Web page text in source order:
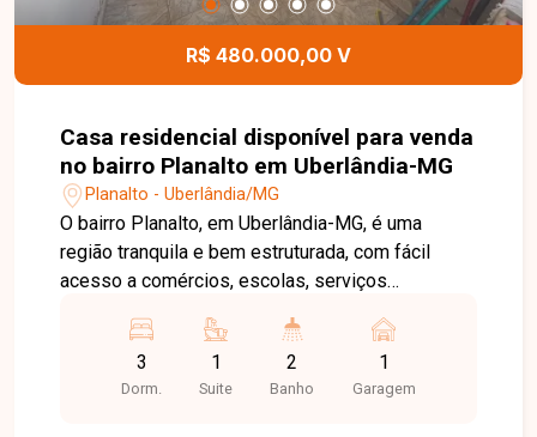
da cidade. Entre em contato e agende sua visita!
R$ 480.000,00 V
Casa residencial disponível para venda
no bairro Planalto em Uberlândia-MG
Planalto - Uberlândia/MG
O bairro Planalto, em Uberlândia-MG, é uma
região tranquila e bem estruturada, com fácil
acesso a comércios, escolas, serviços
para quem busca praticidade e boa valorização
imobiliária. A casa padrão conta com construção
frente e fundo. Na parte da frente, dispõe de sala,
3
Dorm.
1
Suite
2
Banho
1
Garagem